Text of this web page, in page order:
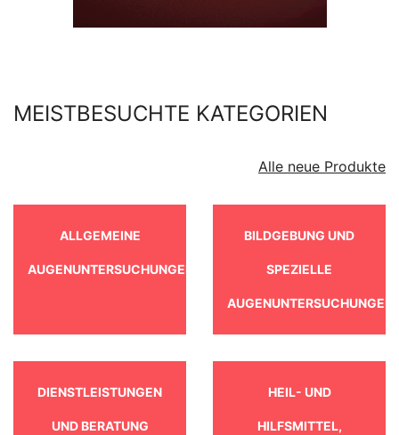
MEISTBESUCHTE KATEGORIEN
Alle neue Produkte
ALLGEMEINE
AUGENUNTERSUCHUNGEN
BILDGEBUNG UND
SPEZIELLE
AUGENUNTERSUCHUNGEN
DIENSTLEISTUNGEN
UND BERATUNG
HEIL- UND
HILFSMITTEL,